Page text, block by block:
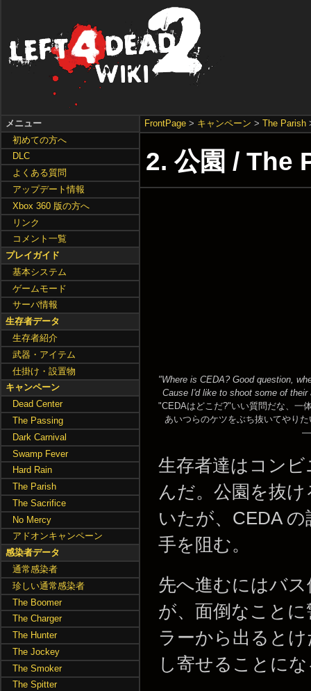
FrontPage > キャンペーン >The Parish
2. 公園 / The
"Where is CEDA? Good question,
Cause I'd like to shoot some of their
"CEDAはどこだ?"いい質問だな、一
あいつらのケツをぶち抜いてやり
生存者達はコン
んだ。公園を抜
いたが、CEDA
手を阻む。
先へ進むにはバ
が、面倒なこと
ラーから出ると
し寄せることに
メニュー
初めての方へ
DLC
よくある質問
アップデート情報
Xbox 360 版の方へ
リンク
コメント一覧
プレイガイド
基本システム
ゲームモード
サーバ情報
生存者データ
生存者紹介
武器・アイテム
仕掛け・設置物
キャンペーン
Dead Center
The Passing
Dark Carnival
Swamp Fever
Hard Rain
The Parish
The Sacrifice
No Mercy
アドオンキャンペーン
感染者データ
通常感染者
珍しい通常感染者
The Boomer
The Charger
The Hunter
The Jockey
The Smoker
The Spitter